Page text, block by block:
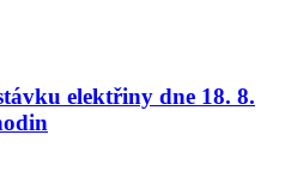
elektřiny dne 18. 8.